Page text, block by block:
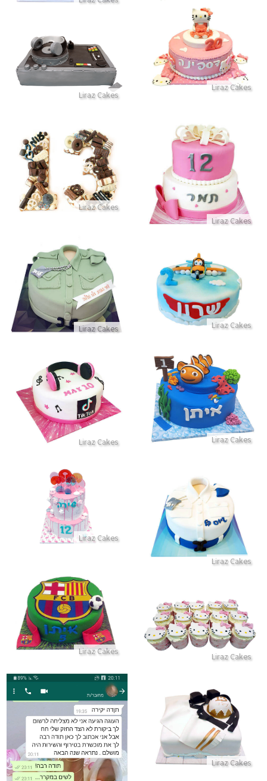
Liraz Cakes
עוגת הלו קיטי
התקשר/י
Liraz Cakes
עוגת די גיי מיוחדת
התקשר/י
Liraz Cakes
עוגת קומות לבת מצווה עם סרט גדול
התקשר/י
Liraz Cakes
עוגה לגיל 13
התקשר/י
Liraz Cakes
עוגת גיוס
התקשר/י
Liraz Cakes
עוגת מטוסים מבצק סוכר
התקשר/י
Liraz Cakes
עוגת מוצאים את נמו לגיל שנה
התקשר/י
Liraz Cakes
עוגת טיקטוק מבצק סוכר
התקשר/י
Liraz Cakes
עוגת גיוס קל מבצק סוכר
התקשר/י
Liraz Cakes
דריפ קייק וסוכריות לבת מצווה
התקשר/י
Liraz Cakes
עוגת כדורגל בעיצוב ברצלונה
התקשר/י
Liraz Cakes
קאפקייקס הלו קיטי
התקשר/י
ביקורות מלקוחות לשירות מושלם
התקשר/י
Liraz Cakes
עוגת בר מצווה
התקשר/י